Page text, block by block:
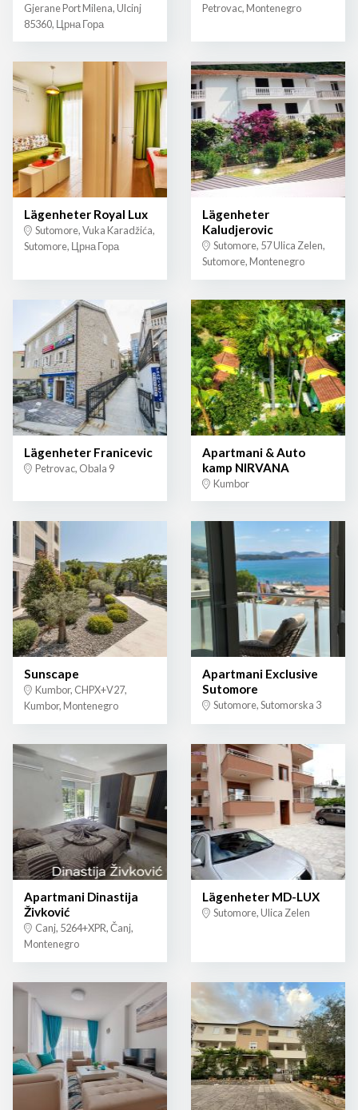
Gjerane Port Milena, Ulcinj
85360, Црна Гора
Petrovac, Montenegro
Lägenheter Royal Lux
Sutomore, Vuka Karadžića,
Sutomore, Црна Гора
Lägenheter
Kaludjerovic
Sutomore, 57 Ulica Zelen,
Sutomore, Montenegro
Lägenheter Franicevic
Petrovac, Obala 9
Apartmani & Auto
kamp NIRVANA
Kumbor
Sunscape
Kumbor, CHPX+V27,
Kumbor, Montenegro
Apartmani Exclusive
Sutomore
Sutomore, Sutomorska 3
Apartmani Dinastija
Živković
Canj, 5264+XPR, Čanj,
Montenegro
Lägenheter MD-LUX
Sutomore, Ulica Zelen